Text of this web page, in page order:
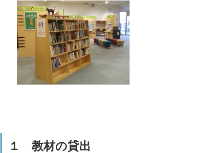
１ 教材の貸出